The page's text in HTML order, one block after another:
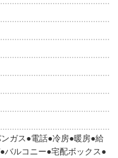
ガス 電話 冷房 暖房 給
バルコニー 宅配ボックス